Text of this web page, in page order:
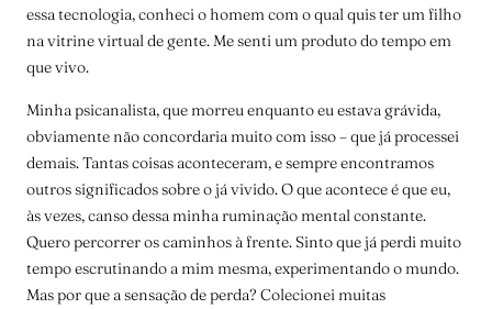
essa tecnologia, conheci o homem com o qual quis ter um filho
na vitrine virtual de gente. Me senti um produto do tempo em
que vivo.
Minha psicanalista, que morreu enquanto eu estava grávida,
obviamente não concordaria muito com isso – que já processei
demais. Tantas coisas aconteceram, e sempre encontramos
outros significados sobre o já vivido. O que acontece é que eu,
às vezes, canso dessa minha ruminação mental constante.
Quero percorrer os caminhos à frente. Sinto que já perdi muito
tempo escrutinando a mim mesma, experimentando o mundo.
Mas por que a sensação de perda? Colecionei muitas